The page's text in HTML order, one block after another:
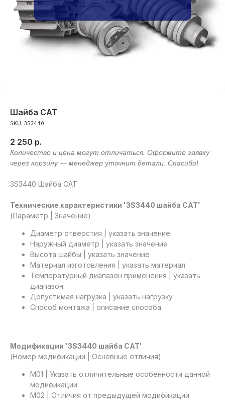
Шайба САТ
SKU: 3S3440
2 250 р.
3S3440 Шайба САТ
Технические характеристики '3S3440 шайба САТ'
(Параметр | Значение)
Диаметр отверстия | указать значение
Наружный диаметр | указать значение
Высота шайбы | указать значение
Материал изготовления | указать материал
Температурный диапазон применения | указать
диапазон
Допустимая нагрузка | указать нагрузку
Способ монтажа | описание способа
Модификации '3S3440 шайба САТ'
(Номер модификации | Основные отличия)
М01 | Указать отличительные особенности данной
модификации
М02 | Отличия от предыдущей модификации